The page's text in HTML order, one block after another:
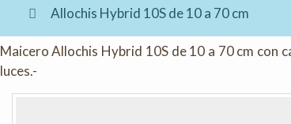
Allochis Hybrid 10S de 10 a 70 cm
Maicero Allochis Hybrid 10S de 10 a 70 cm con
luces.-